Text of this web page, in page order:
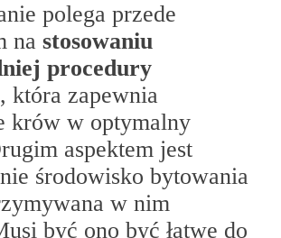
polega przede
na stosowaniu
procedury
, która zapewnia
krów w optymalny
aspektem jest
środowisko bytowania
w nim
być ono być łatwe do